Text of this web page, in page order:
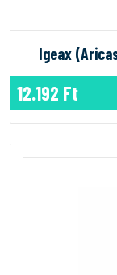
Igeax
12.192 Ft